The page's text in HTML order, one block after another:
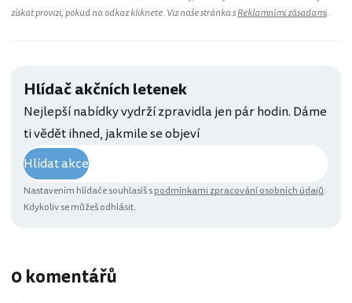
získat provizi, pokud na odkaz kliknete. Viz naše stránka sReklamními zásadami.
Hlídač akčních letenek
Nejlepší nabídky vydrží zpravidla jen pár hodin. Dáme
ti vědět ihned, jakmile se objeví
Hlídat akce
Nastavením hlídače souhlasíš spodmínkami zpracování osobních údajů.
Kdykoliv se můžeš odhlásit.
0 komentářů